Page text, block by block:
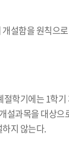
설함을 원칙으
절학기에는 1학
설과목을 대상으
지 않는다.